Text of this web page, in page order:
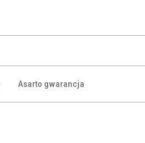
Asarto gwarancja